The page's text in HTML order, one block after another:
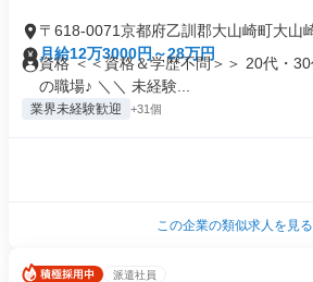
〒618-0071京都府乙訓郡大山崎町大山
月給12万3000円～28万円
資格 ＜＜資格＆学歴不問＞＞ 20代・
の職場♪ ＼＼ 未経験...
業界未経験歓迎 +31個
この企業の類似求人を見る
派遣社員